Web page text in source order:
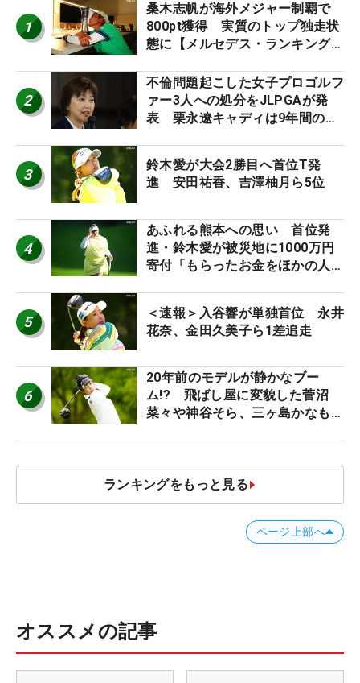
1
桑木志帆が海外メジャー制覇で
800pt獲得 実質のトップ独走状
態に【メルセデス・ランキング番
2
不倫問題起こした女子プロゴルフ
ァー3人への処分をJLPGAが発
表 栗永遼キャディは9年間の立
3
鈴木愛が大会2勝目へ首位T発
進 安田祐香、吉澤柚月ら5位
4
あふれる熊本への思い 首位発
進・鈴木愛が被災地に1000万円
寄付「もらったお金をほかの人
5
＜速報＞入谷響が単独首位 永井
花奈、金田久美子ら1差追走
6
20年前のモデルが静かなブー
ム!? 飛ばし屋に変貌した菅沼
菜々や神谷そら、三ヶ島かなも使
ランキングをもっと見る
ページ上部へ
オススメの記事